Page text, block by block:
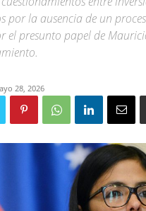
por la ausencia de un
el presunto papel de
28, 2026